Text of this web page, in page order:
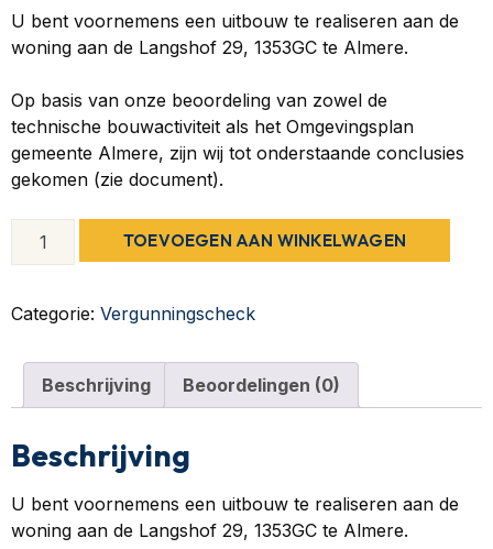
U bent voornemens een uitbouw te realiseren aan de
woning aan de Langshof 29, 1353GC te Almere.
Op basis van onze beoordeling van zowel de
technische bouwactiviteit als het Omgevingsplan
gemeente Almere, zijn wij tot onderstaande conclusies
gekomen (zie document).
TOEVOEGEN AAN WINKELWAGEN
Categorie: Vergunningscheck
Beschrijving Beoordelingen (0)
Beschrijving
U bent voornemens een uitbouw te realiseren aan de
woning aan de Langshof 29, 1353GC te Almere.